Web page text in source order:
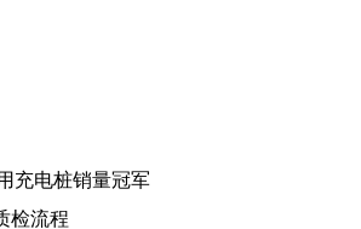
充电桩销量冠军
检流程